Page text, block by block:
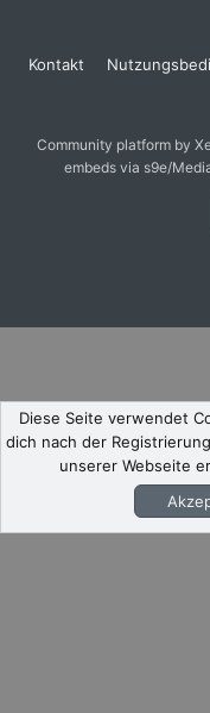
Kontakt
Community platform by
embeds via s9e/
Diese Seite verwendet
dich nach der
unserer Webseite